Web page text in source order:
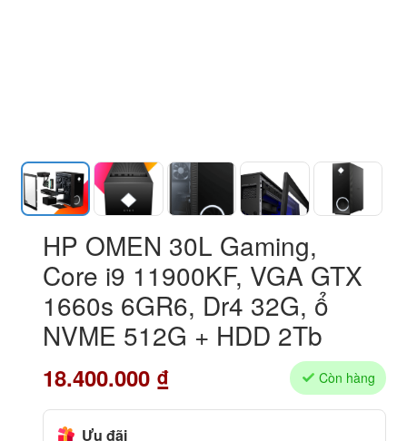
HP OMEN 30L Gaming,
Core i9 11900KF, VGA GTX
1660s 6GR6, Dr4 32G, ổ
NVME 512G + HDD 2Tb
18.400.000 ₫ Còn hàng
Ưu đãi